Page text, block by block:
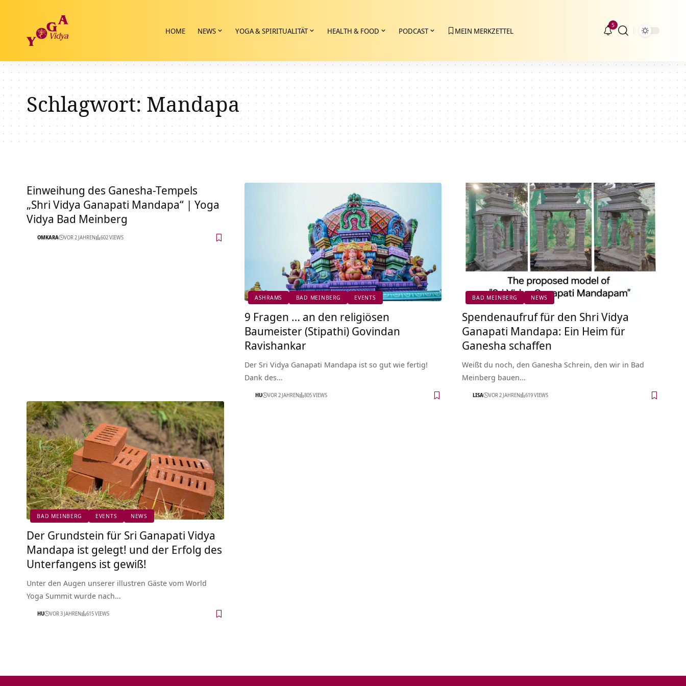
HOME NEWS YOGA & SPIRITUALITÄT HEALTH & FOOD PODCAST MEIN MERKZETTEL
5
Schlagwort:Mandapa
Einweihung des Ganesha-Tempels
„Shri Vidya Ganapati Mandapa“ | Yoga
Vidya Bad Meinberg
OMKARA VOR 2 JAHREN 602 VIEWS
ASHRAMS BAD MEINBERG EVENTS
9 Fragen … an den religiösen
Baumeister (Stipathi) Govindan
Ravishankar
Der Sri Vidya Ganapati Mandapa ist so gut wie fertig!
Dank des…
HU VOR 2 JAHREN 805 VIEWS
BAD MEINBERG NEWS
Spendenaufruf für den Shri Vidya
Ganapati Mandapa: Ein Heim für
Ganesha schaffen
Weißt du noch, den Ganesha Schrein, den wir in Bad
Meinberg bauen…
LISA VOR 2 JAHREN 619 VIEWS
BAD MEINBERG EVENTS NEWS
Der Grundstein für Sri Ganapati Vidya
Mandapa ist gelegt! und der Erfolg des
Unterfangens ist gewiß!
Unter den Augen unserer illustren Gäste vom World
Yoga Summit wurde nach…
HU VOR 3 JAHREN 615 VIEWS